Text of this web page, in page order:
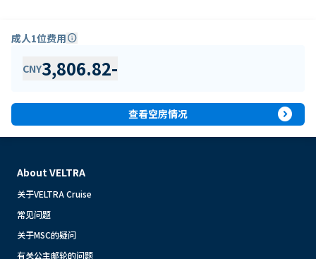
成人1位费用info
CNY3,806.82-
查看空房情况 expand_circle_right
About VELTRA
关于VELTRA Cruise
常见问题
关于MSC的疑问
有关公主邮轮的问题